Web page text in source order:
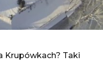
Krupówkach? Taki